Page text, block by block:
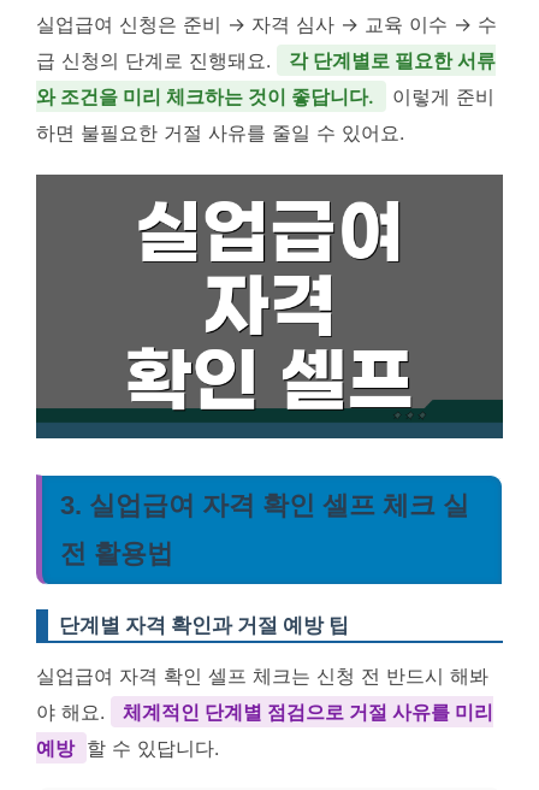
실업급여 신청은 준비 → 자격 심사 → 교육 이수 → 수
급 신청의 단계로 진행돼요.
각 단계별로 필요한 서류
와 조건을 미리 체크하는 것이 좋답니다.
이렇게 준비
하면 불필요한 거절 사유를 줄일 수 있어요.
3. 실업급여 자격 확인 셀프 체크 실
전 활용법
단계별 자격 확인과 거절 예방 팁
실업급여 자격 확인 셀프 체크는 신청 전 반드시 해봐
야 해요.
체계적인 단계별 점검으로 거절 사유를 미리
예방 할 수 있답니다.